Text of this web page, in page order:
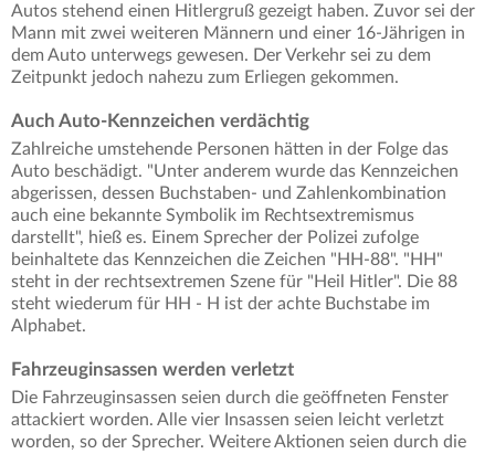
Autos stehend einen Hitlergruß gezeigt haben. Zuvor sei der
Mann mit zwei weiteren Männern und einer 16-Jährigen in
dem Auto unterwegs gewesen. Der Verkehr sei zu dem
Zeitpunkt jedoch nahezu zum Erliegen gekommen.
Auch Auto-Kennzeichen verdächtig
Zahlreiche umstehende Personen hätten in der Folge das
Auto beschädigt. "Unter anderem wurde das Kennzeichen
abgerissen, dessen Buchstaben- und Zahlenkombination
auch eine bekannte Symbolik im Rechtsextremismus
darstellt", hieß es. Einem Sprecher der Polizei zufolge
beinhaltete das Kennzeichen die Zeichen "HH-88". "HH"
steht in der rechtsextremen Szene für "Heil Hitler". Die 88
steht wiederum für HH - H ist der achte Buchstabe im
Alphabet.
Fahrzeuginsassen werden verletzt
Die Fahrzeuginsassen seien durch die geöffneten Fenster
attackiert worden. Alle vier Insassen seien leicht verletzt
worden, so der Sprecher. Weitere Aktionen seien durch die